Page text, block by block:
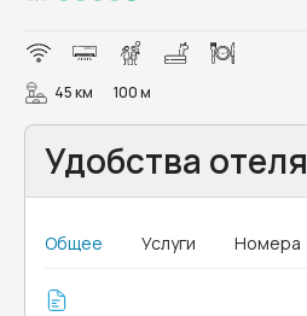
45 км 100 м
Удобства отеля
Общее Услуги Номера